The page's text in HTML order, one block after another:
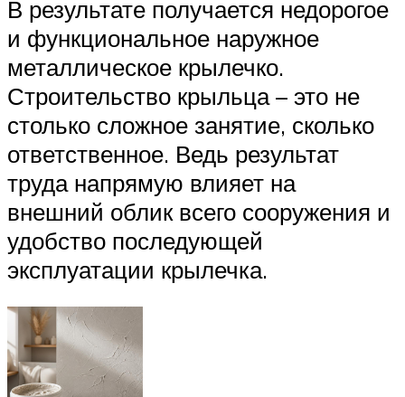
В результате получается недорогое
и функциональное наружное
металлическое крылечко.
Строительство крыльца – это не
столько сложное занятие, сколько
ответственное. Ведь результат
труда напрямую влияет на
внешний облик всего сооружения и
удобство последующей
эксплуатации крылечка.